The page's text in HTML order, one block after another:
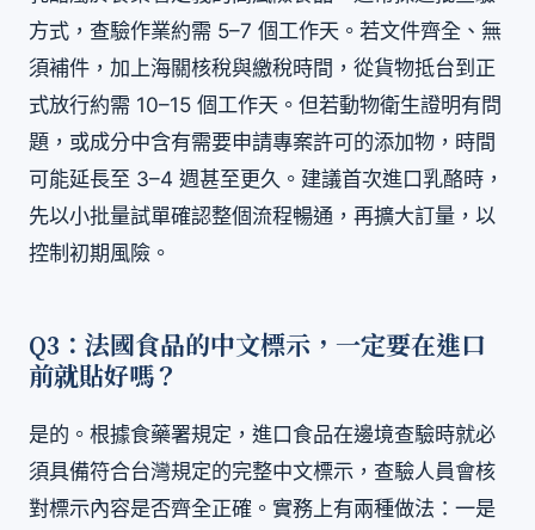
方式，查驗作業約需 5–7 個工作天。若文件齊全、無
須補件，加上海關核稅與繳稅時間，從貨物抵台到正
式放行約需 10–15 個工作天。但若動物衛生證明有問
題，或成分中含有需要申請專案許可的添加物，時間
可能延長至 3–4 週甚至更久。建議首次進口乳酪時，
先以小批量試單確認整個流程暢通，再擴大訂量，以
控制初期風險。
Q3：法國食品的中文標示，一定要在進口
前就貼好嗎？
是的。根據食藥署規定，進口食品在邊境查驗時就必
須具備符合台灣規定的完整中文標示，查驗人員會核
對標示內容是否齊全正確。實務上有兩種做法：一是